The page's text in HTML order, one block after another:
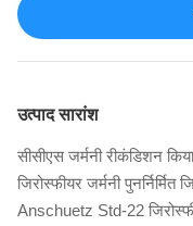
उत्पाद सारांश
सीसीएस जर्मनी रीकंडिशन
जिरोस्फीयर जर्मनी पुनर्निर्मित
Anschuetz Std-22